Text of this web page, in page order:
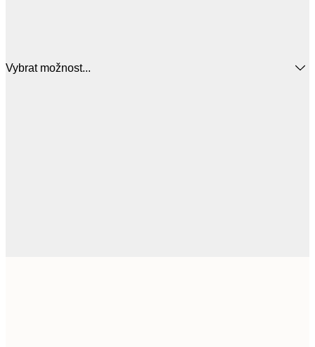
Vybrat možnost...